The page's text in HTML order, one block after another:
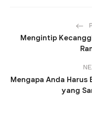
Mengintip
Mengapa Anda Harus
yang